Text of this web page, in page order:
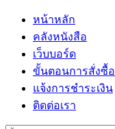
หน้าหลัก
คลังหนังสือ
เว็บบอร์ด
ขั้นตอนการสั่งซื้อ
แจ้งการชำระเงิน
ติดต่อเรา